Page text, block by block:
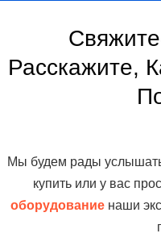
Расскажите,
Мы будем рады
купить или у вас
оборудование наши